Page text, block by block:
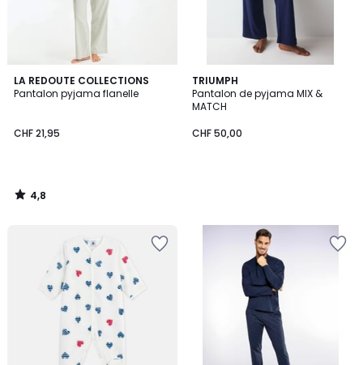
LA REDOUTE COLLECTIONS
Pantalon pyjama flanelle
CHF 21,95
4,8
/ 5
4,8
/
TRIUMPH
Pantalon de pyjama MIX &
MATCH
CHF 50,00